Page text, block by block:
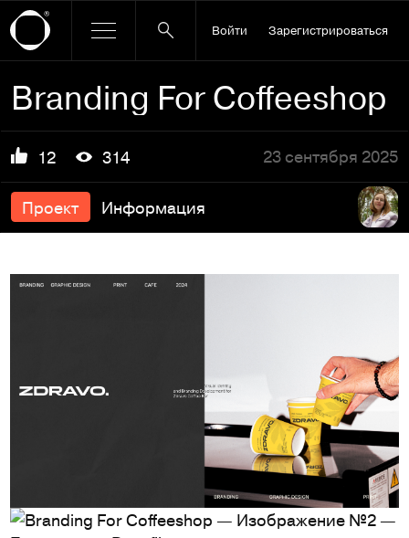
Войти Зарегистрироваться
Branding For Coffeeshop
12 314 23 сентября 2025
Проект Информация